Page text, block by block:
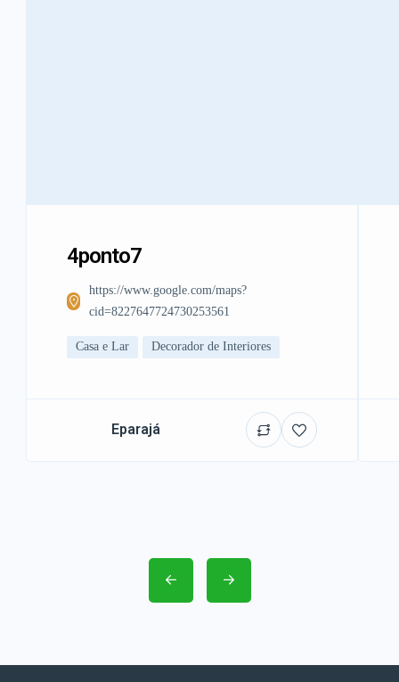
4ponto7
https://www.google.com/maps?
cid=8227647724730253561
Casa e Lar Decorador de Interiores
Eparajá